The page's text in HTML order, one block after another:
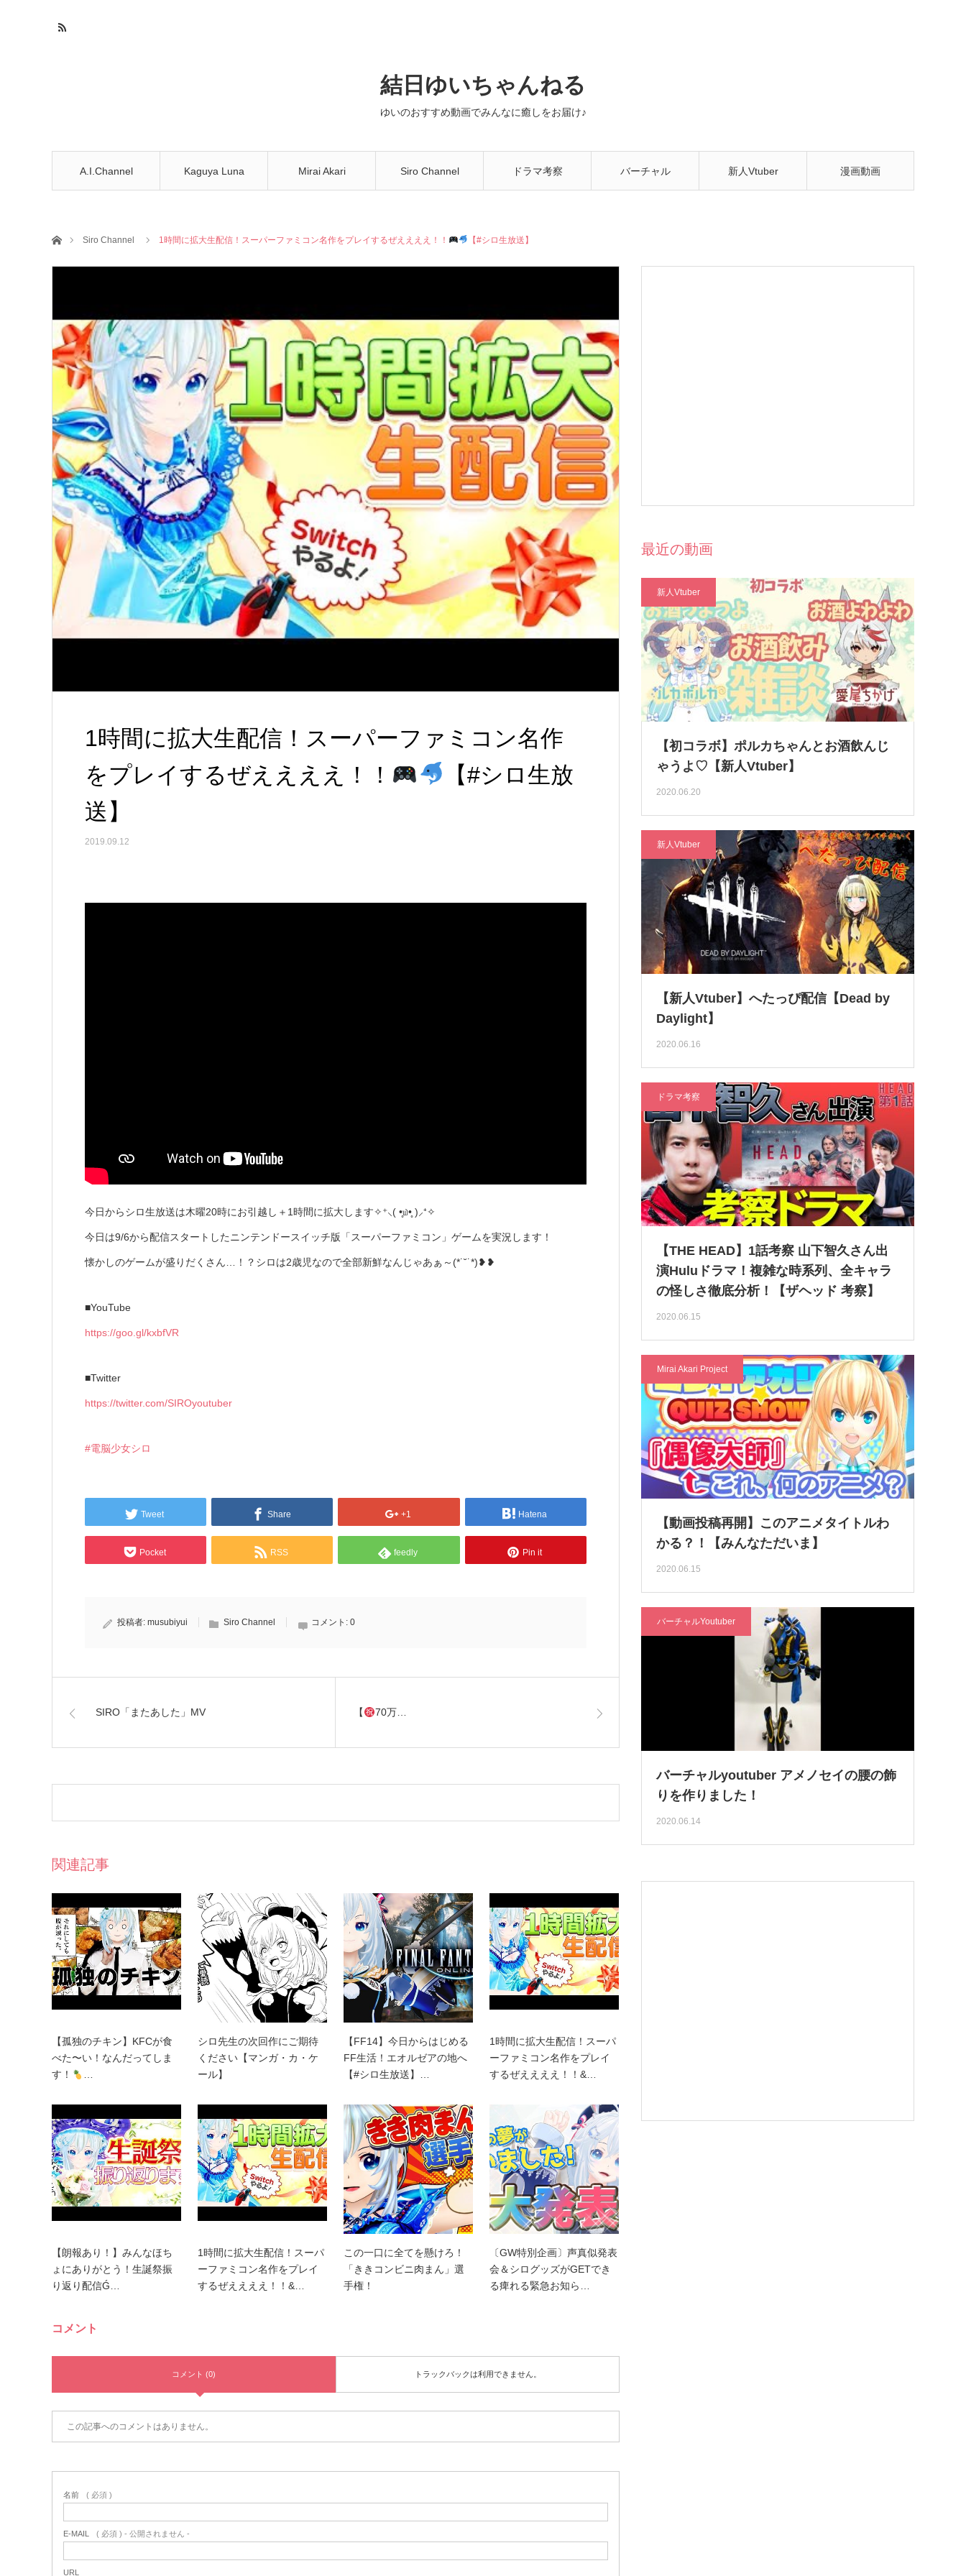
結日ゆいちゃんねる
ゆいのおすすめ動画でみんなに癒しをお届け♪
A.I.Channel Kaguya Luna Mirai Akari Siro Channel ドラマ考察 バーチャル 新人Vtuber 漫画動画
ホームSiro Channel 1時間に拡大生配信！スーパーファミコン名作をプレイするぜええええ！！ 【#シロ生放送】
1時間に拡大生配信！スーパーファミコン名作
をプレイするぜええええ！！
【#シロ生放
送】
2019.09.12
今日からシロ生放送は木曜20時にお引越し＋1時間に拡大します✧⁺⸜( •̥௰•̥ )⸝⁺✧
今日は9/6から配信スタートしたニンテンドースイッチ版「スーパーファミコン」ゲームを実況します！
懐かしのゲームが盛りだくさん…！？シロは2歳児なので全部新鮮なんじゃあぁ～(*˙˘˙*)❥❥
■YouTube
https://goo.gl/kxbfVR
■Twitter
https://twitter.com/SIROyoutuber
#電脳少女シロ
Tweet Share +1 Hatena
Pocket RSS feedly Pin it
投稿者: musubiyui Siro Channel コメント: 0
SIRO「またあした」MV 【 70万…
関連記事
【孤独のチキン】KFCが食
べた〜い！なんだってしま
す！
…
シロ先生の次回作にご期待
ください【マンガ・カ・ケ
ール】
【FF14】今日からはじめる
FF生活！エオルゼアの地へ
【#シロ生放送】…
1時間に拡大生配信！スーパ
ーファミコン名作をプレイ
するぜええええ！！&…
【朗報あり！】みんなほち
ょにありがとう！生誕祭振
り返り配信Ǵ…
1時間に拡大生配信！スーパ
ーファミコン名作をプレイ
するぜええええ！！&…
この一口に全てを懸けろ！
「ききコンビニ肉まん」選
手権！
〔GW特別企画〕声真似発表
会＆シログッズがGETでき
る痺れる緊急お知ら…
コメント
コメント (0) トラックバックは利用できません。
この記事へのコメントはありません。
名前 ( 必須 )
E-MAIL ( 必須 ) - 公開されません -
URL
最近の動画
新人Vtuber
【初コラボ】ポルカちゃんとお酒飲んじ
ゃうよ♡【新人Vtuber】
2020.06.20
新人Vtuber
【新人Vtuber】へたっぴ配信【Dead by
Daylight】
2020.06.16
ドラマ考察
【THE HEAD】1話考察 山下智久さん出
演Huluドラマ！複雑な時系列、全キャラ
の怪しさ徹底分析！【ザヘッド 考察】
2020.06.15
Mirai Akari Project
【動画投稿再開】このアニメタイトルわ
かる？！【みんなただいま】
2020.06.15
バーチャルYoutuber
バーチャルyoutuber アメノセイの腰の飾
りを作りました！
2020.06.14